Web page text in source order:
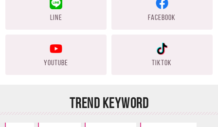
LINE FACEBOOK
YOUTUBE TIKTOK
TREND KEYWORD